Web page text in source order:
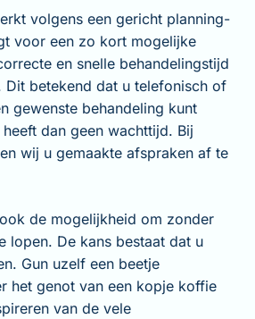
volgens een gericht planning-
voor een zo kort mogelijke
en snelle behandelingstijd
Dit betekend dat u telefonisch of
gewenste behandeling kunt
dan geen wachttijd. Bij
wij u gemaakte afspraken af te
de mogelijkheid om zonder
lopen. De kans bestaat dat u
Gun uzelf een beetje
het genot van een kopje koffie
van de vele